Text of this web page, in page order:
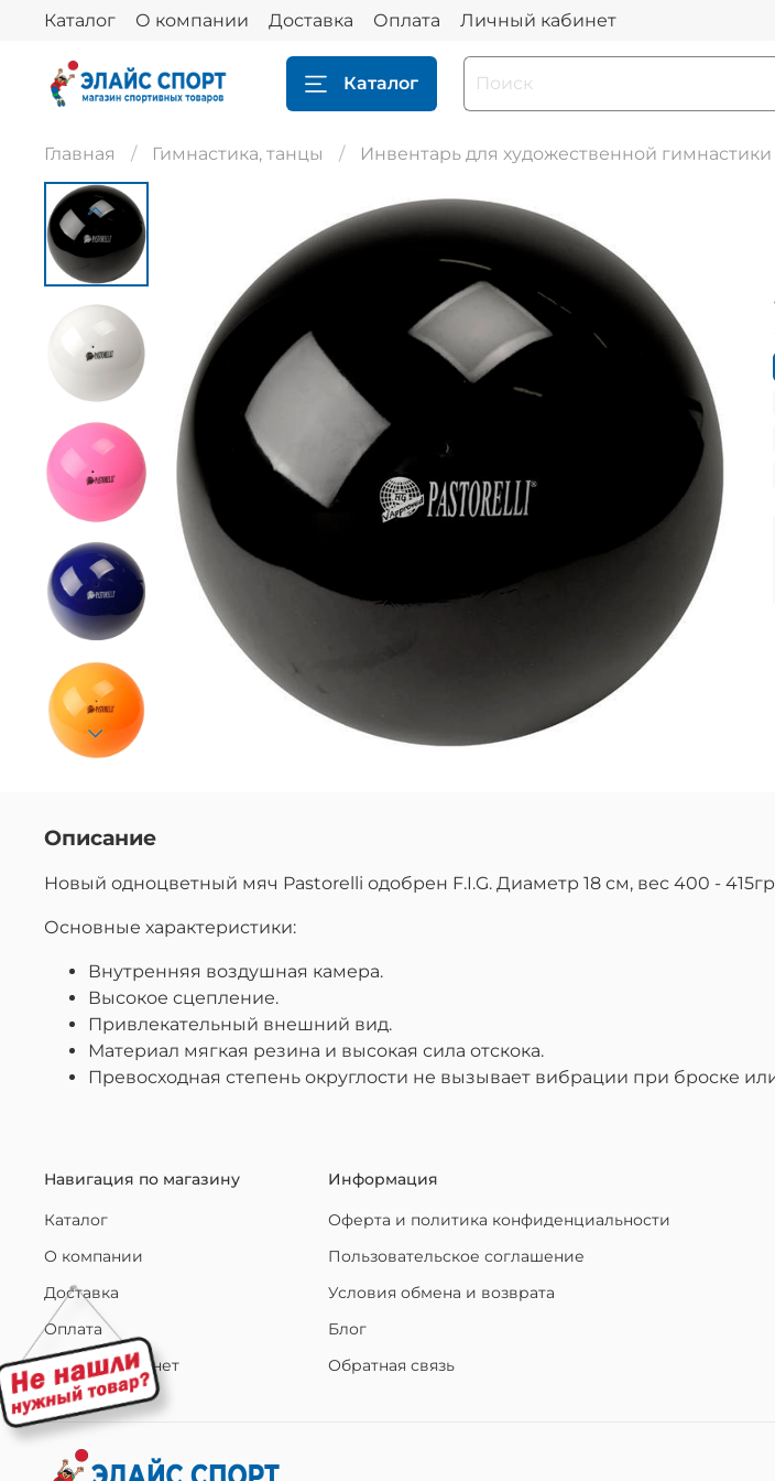
Каталог О компании Доставка Оплата Личный кабинет
Каталог
Главная Гимнастика, танцы Инвентарь для художественной гимнастики
Описание
Новый одноцветный мяч Pastorelli одобрен F.I.G. Диаметр 18 см, вес 400 -
Основные характеристики:
Внутренняя воздушная камера.
Высокое сцепление.
Привлекательный внешний вид.
Материал мягкая резина и высокая сила отскока.
Превосходная степень округлости не вызывает вибрации при броске
Навигация по магазину
Каталог
О компании
Доставка
Оплата
Личный кабинет
Информация
Оферта и политика конфиденциальности
Пользовательское соглашение
Условия обмена и возврата
Блог
Обратная связь